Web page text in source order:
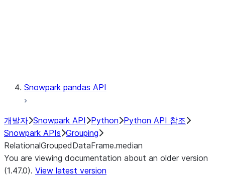
Snowpark pandas API
개발자 Snowpark API Python Python API 참조
Snowpark APIs Grouping
RelationalGroupedDataFrame.median
You are viewing documentation about an older version
(1.47.0). View latest version